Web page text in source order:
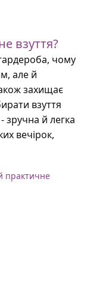
взуття?
чому
але й
захищає
взуття
зручна й легка
вечірок,
практичне